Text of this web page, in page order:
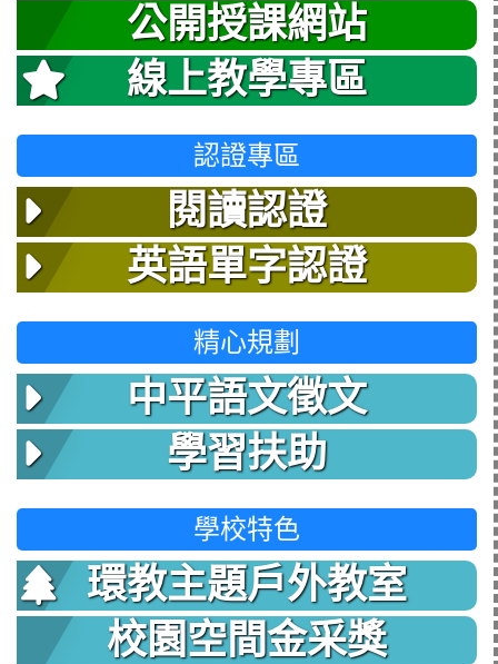
公開授課網站
線上教學專區
認證專區
閱讀認證
英語單字認證
精心規劃
中平語文徵文
學習扶助
學校特色
環教主題戶外教室
校園空間金采獎